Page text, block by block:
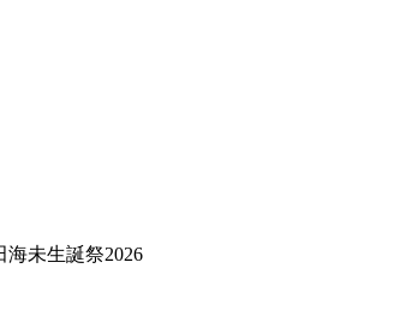
海未生誕祭2026